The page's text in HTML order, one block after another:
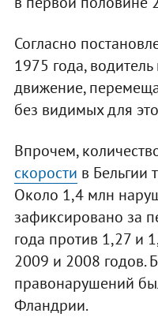
Согласно
1975 года,
движение,
без видимых для
Впрочем,
скорости в Бельгии
Около 1,4 млн
зафиксировано за
года против 1,27 и
2009 и 2008 годов.
правонарушений
Фландрии.